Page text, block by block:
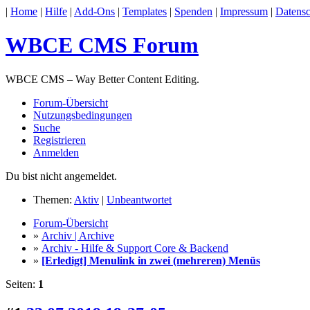
| Home | Hilfe | Add-Ons | Templates | Spenden | Impressum |
WBCE CMS Forum
WBCE CMS – Way Better Content Editing.
Forum-Übersicht
Nutzungsbedingungen
Suche
Registrieren
Anmelden
Du bist nicht angemeldet.
Themen: Aktiv | Unbeantwortet
Forum-Übersicht
» Archiv | Archive
» Archiv - Hilfe & Support Core & Backend
» [Erledigt] Menulink in zwei (mehreren) Menüs
Seiten: 1